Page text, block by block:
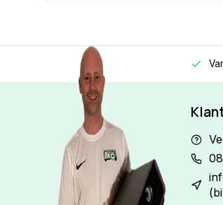
3 gelijke delen